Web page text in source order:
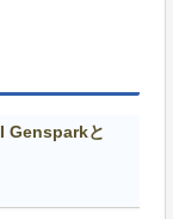
Gensparkと